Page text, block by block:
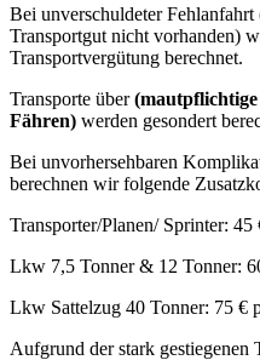
Bei unverschuldeter
Transportgut nicht vorhanden)
Transportvergütung berechnet.
Transporte über(mautpflichtige
Fähren) werden gesondert
Bei unvorhersehbaren
berechnen wir folgende
Transporter/Planen/ Sprinter: 45
Lkw 7,5 Tonner & 12 Tonner:
Lkw Sattelzug 40 Tonner: 75 €
Aufgrund der stark gestiegenen